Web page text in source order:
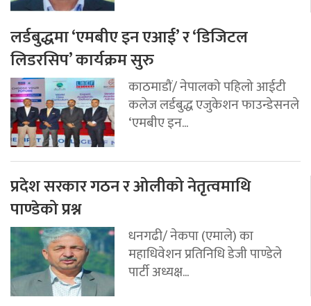
लर्डबुद्धमा ‘एमबीए इन एआई’ र ‘डिजिटल
लिडरसिप’ कार्यक्रम सुरु
काठमाडौं/ नेपालको पहिलो आईटी
कलेज लर्डबुद्ध एजुकेशन फाउन्डेसनले
‘एमबीए इन...
प्रदेश सरकार गठन र ओलीको नेतृत्वमाथि
पाण्डेको प्रश्न
धनगढी/ नेकपा (एमाले) का
महाधिवेशन प्रतिनिधि डेजी पाण्डेले
पार्टी अध्यक्ष...